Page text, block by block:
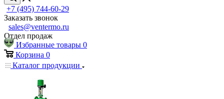
+7 (495) 744-60-29
Заказать звонок
sales@ventermo.ru
Отдел продаж
Избранные товары 0
Корзина 0
Каталог продукции